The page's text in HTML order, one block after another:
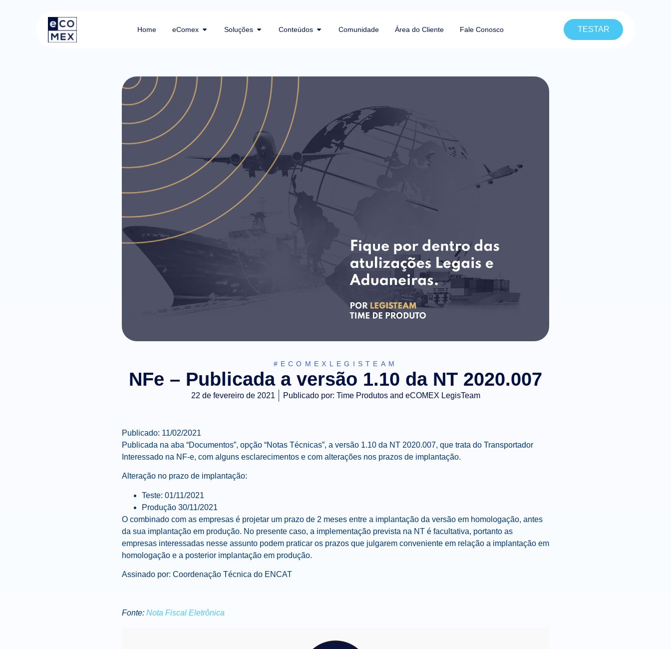
Home eComex Soluções Conteúdos Comunidade Área do Cliente Fale Conosco TESTAR
#ECOMEXLEGISTEAM
NFe – Publicada a versão 1.10 da NT 2020.007
22 de fevereiro de 2021 Publicado por: Time Produtos and eCOMEX LegisTeam
Publicado: 11/02/2021
Publicada na aba “Documentos”, opção “Notas Técnicas”, a versão 1.10 da NT 2020.007, que trata do Transportador
Interessado na NF-e, com alguns esclarecimentos e com alterações nos prazos de implantação.
Alteração no prazo de implantação:
Teste: 01/11/2021
Produção 30/11/2021
O combinado com as empresas é projetar um prazo de 2 meses entre a implantação da versão em homologação, antes
da sua implantação em produção. No presente caso, a implementação prevista na NT é facultativa, portanto as
empresas interessadas nesse assunto podem praticar os prazos que julgarem conveniente em relação a implantação em
homologação e a posterior implantação em produção.
Assinado por: Coordenação Técnica do ENCAT
Fonte: Nota Fiscal Eletrônica